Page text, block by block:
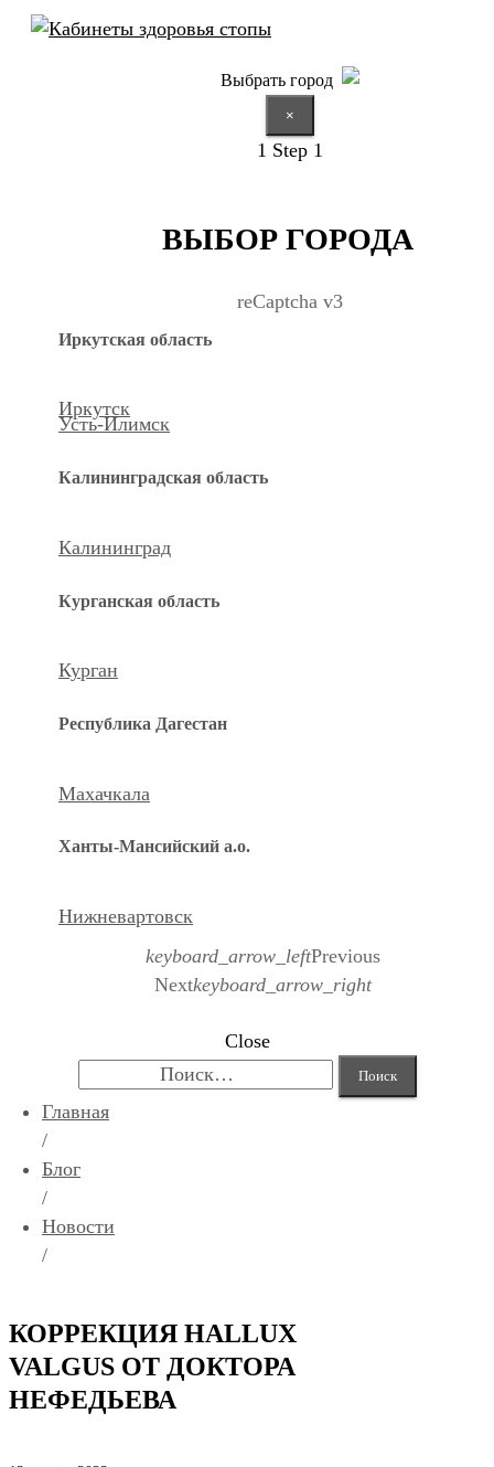
Выбрать город
×
1 Step 1
ВЫБОР ГОРОДА
reCaptcha v3
Иркутская область
Иркутск
Усть-Илимск
Калининградская область
Калининград
Курганская область
Курган
Республика Дагестан
Махачкала
Ханты-Мансийский а.о.
Нижневартовск
keyboard_arrow_leftPrevious
Nextkeyboard_arrow_right
Close
Главная
/
Блог
/
Новости
/
КОРРЕКЦИЯ HALLUX
VALGUS ОТ ДОКТОРА
НЕФЕДЬЕВА